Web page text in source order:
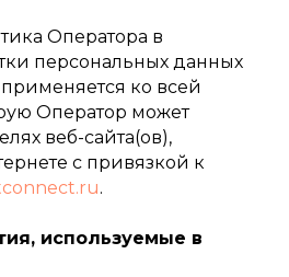
Оператора в
персональных данных
ко всей
Оператор может
веб-сайта(ов),
с привязкой к
.
используемые в